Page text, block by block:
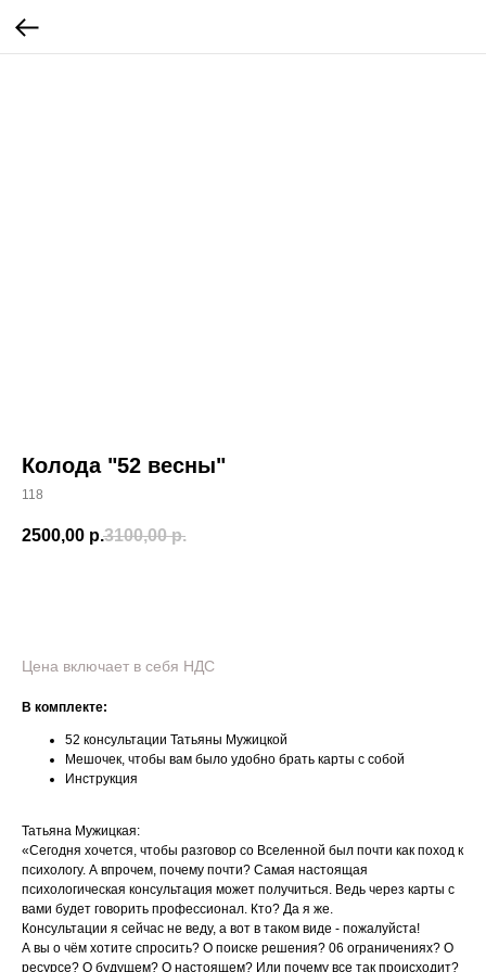
Колода "52 весны"
118
2500,00 р.3100,00 р.
Цена включает в себя НДС
В комплекте:
52 консультации Татьяны Мужицкой
Мешочек, чтобы вам было удобно брать карты с собой
Инструкция
Татьяна Мужицкая:
«Сегодня хочется, чтобы разговор со Вселенной был почти как поход к
психологу. А впрочем, почему почти? Самая настоящая
психологическая консультация может получиться. Ведь через карты с
вами будет говорить профессионал. Кто? Да я же.
Консультации я сейчас не веду, а вот в таком виде - пожалуйста!
А вы о чём хотите спросить? О поиске решения? 06 ограничениях? О
ресурсе? О будущем? О настоящем? Или почему все так происходит?